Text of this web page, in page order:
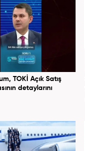
TOKİ Açık Satış
detaylarını